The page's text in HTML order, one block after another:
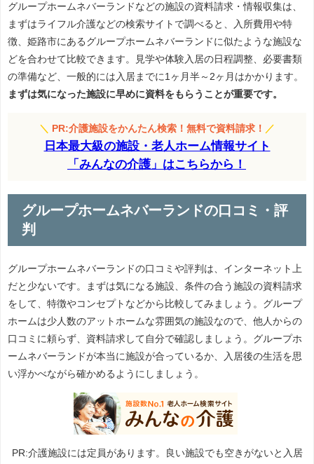
グループホームネバーランドなどの施設の資料請求・情報収集は、
まずはライフル介護などの検索サイトで調べると、入所費用や特
徴、姫路市にあるグループホームネバーランドに似たような施設な
どを合わせて比較できます。見学や体験入居の日程調整、必要書類
の準備など、一般的には入居までに1ヶ月半～2ヶ月はかかります。
まずは気になった施設に早めに資料をもらうことが重要です。
＼ PR:介護施設をかんたん検索！無料で資料請求！ ／
日本最大級の施設・老人ホーム情報サイト
「みんなの介護」はこちらから！
グループホームネバーランドの口コミ・評
判
グループホームネバーランドの口コミや評判は、インターネット上
だと少ないです。まずは気になる施設、条件の合う施設の資料請求
をして、特徴やコンセプトなどから比較してみましょう。グループ
ホームは少人数のアットホームな雰囲気の施設なので、他人からの
口コミに頼らず、資料請求して自分で確認しましょう。グループホ
ームネバーランドが本当に施設が合っているか、入居後の生活を思
い浮かべながら確かめるようにしましょう。
PR:介護施設には定員があります。良い施設でも空きがないと入居